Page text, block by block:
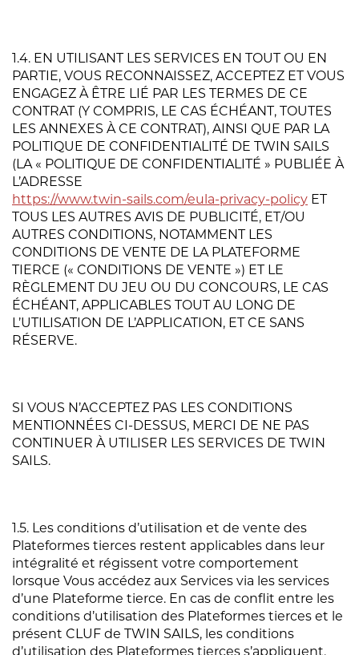
1.4. EN UTILISANT LES SERVICES EN TOUT OU EN
PARTIE, VOUS RECONNAISSEZ, ACCEPTEZ ET VOUS
ENGAGEZ À ÊTRE LIÉ PAR LES TERMES DE CE
CONTRAT (Y COMPRIS, LE CAS ÉCHÉANT, TOUTES
LES ANNEXES À CE CONTRAT), AINSI QUE PAR LA
POLITIQUE DE CONFIDENTIALITÉ DE TWIN SAILS
(LA « POLITIQUE DE CONFIDENTIALITÉ » PUBLIÉE À
L’ADRESSE
https://www.twin-sails.com/eula-privacy-policy ET
TOUS LES AUTRES AVIS DE PUBLICITÉ, ET/OU
AUTRES CONDITIONS, NOTAMMENT LES
CONDITIONS DE VENTE DE LA PLATEFORME
TIERCE (« CONDITIONS DE VENTE ») ET LE
RÈGLEMENT DU JEU OU DU CONCOURS, LE CAS
ÉCHÉANT, APPLICABLES TOUT AU LONG DE
L’UTILISATION DE L’APPLICATION, ET CE SANS
RÉSERVE.
SI VOUS N’ACCEPTEZ PAS LES CONDITIONS
MENTIONNÉES CI-DESSUS, MERCI DE NE PAS
CONTINUER À UTILISER LES SERVICES DE TWIN
SAILS.
1.5. Les conditions d’utilisation et de vente des
Plateformes tierces restent applicables dans leur
intégralité et régissent votre comportement
lorsque Vous accédez aux Services via les services
d’une Plateforme tierce. En cas de conflit entre les
conditions d’utilisation des Plateformes tierces et le
présent CLUF de TWIN SAILS, les conditions
d’utilisation des Plateformes tierces s’appliquent.